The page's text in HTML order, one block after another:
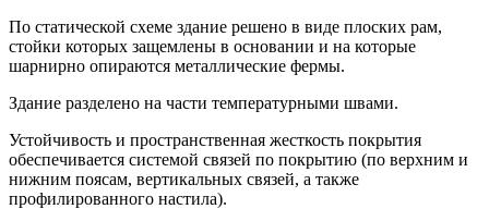
По статической схеме здание решено в виде плоских рам,
стойки которых защемлены в основании и на которые
шарнирно опираются металлические фермы.
Здание разделено на части температурными швами.
Устойчивость и пространственная жесткость покрытия
обеспечивается системой связей по покрытию (по верхним и
нижним поясам, вертикальных связей, а также
профилированного настила).